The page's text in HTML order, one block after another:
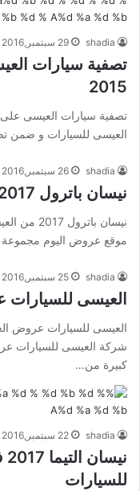
shadia 29 سبتمبر,2016
2015
العيسى للسيارات و ضمن
shadia 26 سبتمبر,2016
نيسان باترول 2017 من العيسى للسيارات
نيسان
موقع عروض اليوم
shadia 25 سبتمبر,2016
العيسى
العيسى للسيارات عروض
شركة العيسى للسيارات
كبيرة من…
shadia 22 سبتمبر,2016
للسيارات